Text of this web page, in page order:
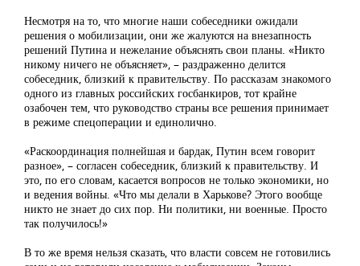
Несмотря на то, что многие наши собеседники ожидали
решения о мобилизации, они же жалуются на внезапность
решений Путина и нежелание объяснять свои планы. «Никто
никому ничего не объясняет», – раздраженно делится
собеседник, близкий к правительству. По рассказам знакомого
одного из главных российских госбанкиров, тот крайне
озабочен тем, что руководство страны все решения принимает
в режиме спецоперации и единолично.
«Раскоординация полнейшая и бардак, Путин всем говорит
разное», – согласен собеседник, близкий к правительству. И
это, по его словам, касается вопросов не только экономики, но
и ведения войны. «Что мы делали в Харькове? Этого вообще
никто не знает до сих пор. Ни политики, ни военные. Просто
так получилось!»
В то же время нельзя сказать, что власти совсем не готовились